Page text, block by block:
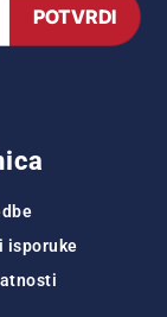
POTVRDI
isporuke